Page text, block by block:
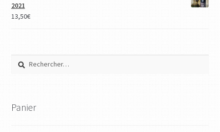
2021
13,50€
Rechercher :
Panier